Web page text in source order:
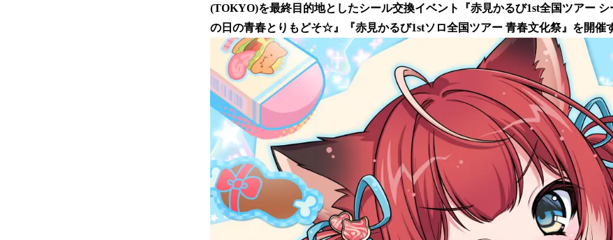
数
を
読
み
込
中
で
す
(TOKYO)を最終目的地としたシール交換イベント『赤見かるび1st全国ツアー
の日の青春とりもどそ☆』『赤見かるび1stソロ全国ツアー 青春文化祭』を開催